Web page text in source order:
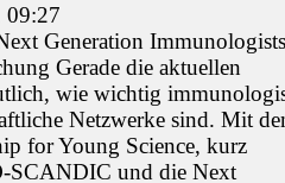
09:27
Generation
Gerade die aktuellen
wie wichtig
Netzwerke sind. Mit
for Young Science, kurz
SCANDIC und die Next